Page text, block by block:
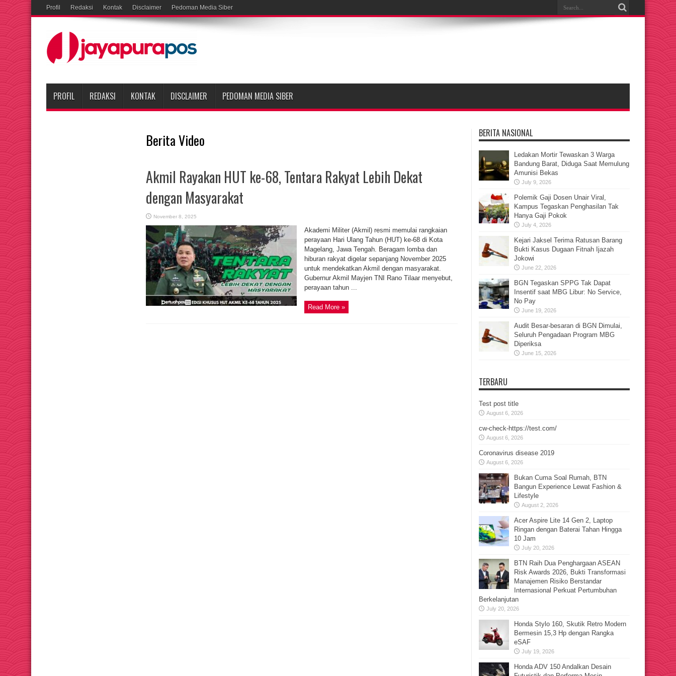
Profil Redaksi Kontak Disclaimer Pedoman Media Siber
PROFIL REDAKSI KONTAK DISCLAIMER PEDOMAN MEDIA SIBER
Berita Video
Akmil Rayakan HUT ke-68, Tentara Rakyat Lebih Dekat
dengan Masyarakat
November 8, 2025
Akademi Militer (Akmil) resmi memulai rangkaian
perayaan Hari Ulang Tahun (HUT) ke-68 di Kota
Magelang, Jawa Tengah. Beragam lomba dan
hiburan rakyat digelar sepanjang November 2025
untuk mendekatkan Akmil dengan masyarakat.
Gubernur Akmil Mayjen TNI Rano Tilaar menyebut,
perayaan tahun ...
Read More »
BERITA NASIONAL
Ledakan Mortir Tewaskan 3 Warga
Bandung Barat, Diduga Saat Memulung
Amunisi Bekas
July 9, 2026
Polemik Gaji Dosen Unair Viral,
Kampus Tegaskan Penghasilan Tak
Hanya Gaji Pokok
July 4, 2026
Kejari Jaksel Terima Ratusan Barang
Bukti Kasus Dugaan Fitnah Ijazah
Jokowi
June 22, 2026
BGN Tegaskan SPPG Tak Dapat
Insentif saat MBG Libur: No Service,
No Pay
June 19, 2026
Audit Besar-besaran di BGN Dimulai,
Seluruh Pengadaan Program MBG
Diperiksa
June 15, 2026
TERBARU
Test post title
August 6, 2026
cw-check-https://test.com/
August 6, 2026
Coronavirus disease 2019
August 6, 2026
Bukan Cuma Soal Rumah, BTN
Bangun Experience Lewat Fashion &
Lifestyle
August 2, 2026
Acer Aspire Lite 14 Gen 2, Laptop
Ringan dengan Baterai Tahan Hingga
10 Jam
July 20, 2026
BTN Raih Dua Penghargaan ASEAN
Risk Awards 2026, Bukti Transformasi
Manajemen Risiko Berstandar
Internasional Perkuat Pertumbuhan
Berkelanjutan
July 20, 2026
Honda Stylo 160, Skutik Retro Modern
Bermesin 15,3 Hp dengan Rangka
eSAF
July 19, 2026
Honda ADV 150 Andalkan Desain